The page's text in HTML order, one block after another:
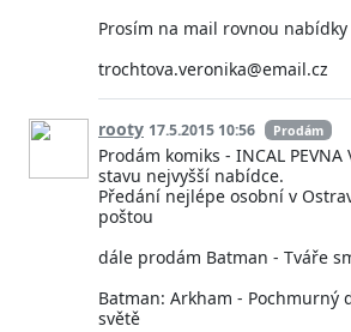
Prosím na mail rovnou
trochtova.veronika@email.cz
rooty 17.5.2015 10:56 Prodám
Prodám komiks - INCAL PEVNA
stavu nejvyšší nabídce.
Předání nejlépe osobní v
poštou
dále prodám Batman - Tváře
Batman: Arkham - Pochmurný
světě